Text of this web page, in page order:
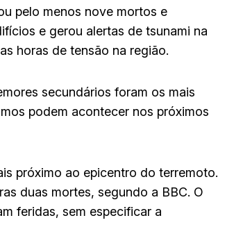
pelo menos nove mortos e
e gerou alertas de tsunami na
horas de tensão na região.
secundários foram os mais
podem acontecer nos próximos
próximo ao epicentro do terremoto.
duas mortes, segundo a BBC. O
feridas, sem especificar a